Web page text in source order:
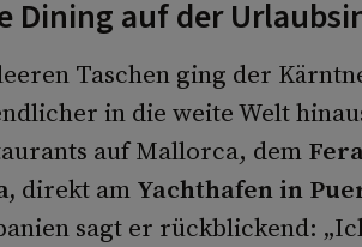
Dining auf der
Taschen ging der
in die weite Welt
auf Mallorca, dem Fera
direkt am Yachthafen in
sagt er rückblickend: